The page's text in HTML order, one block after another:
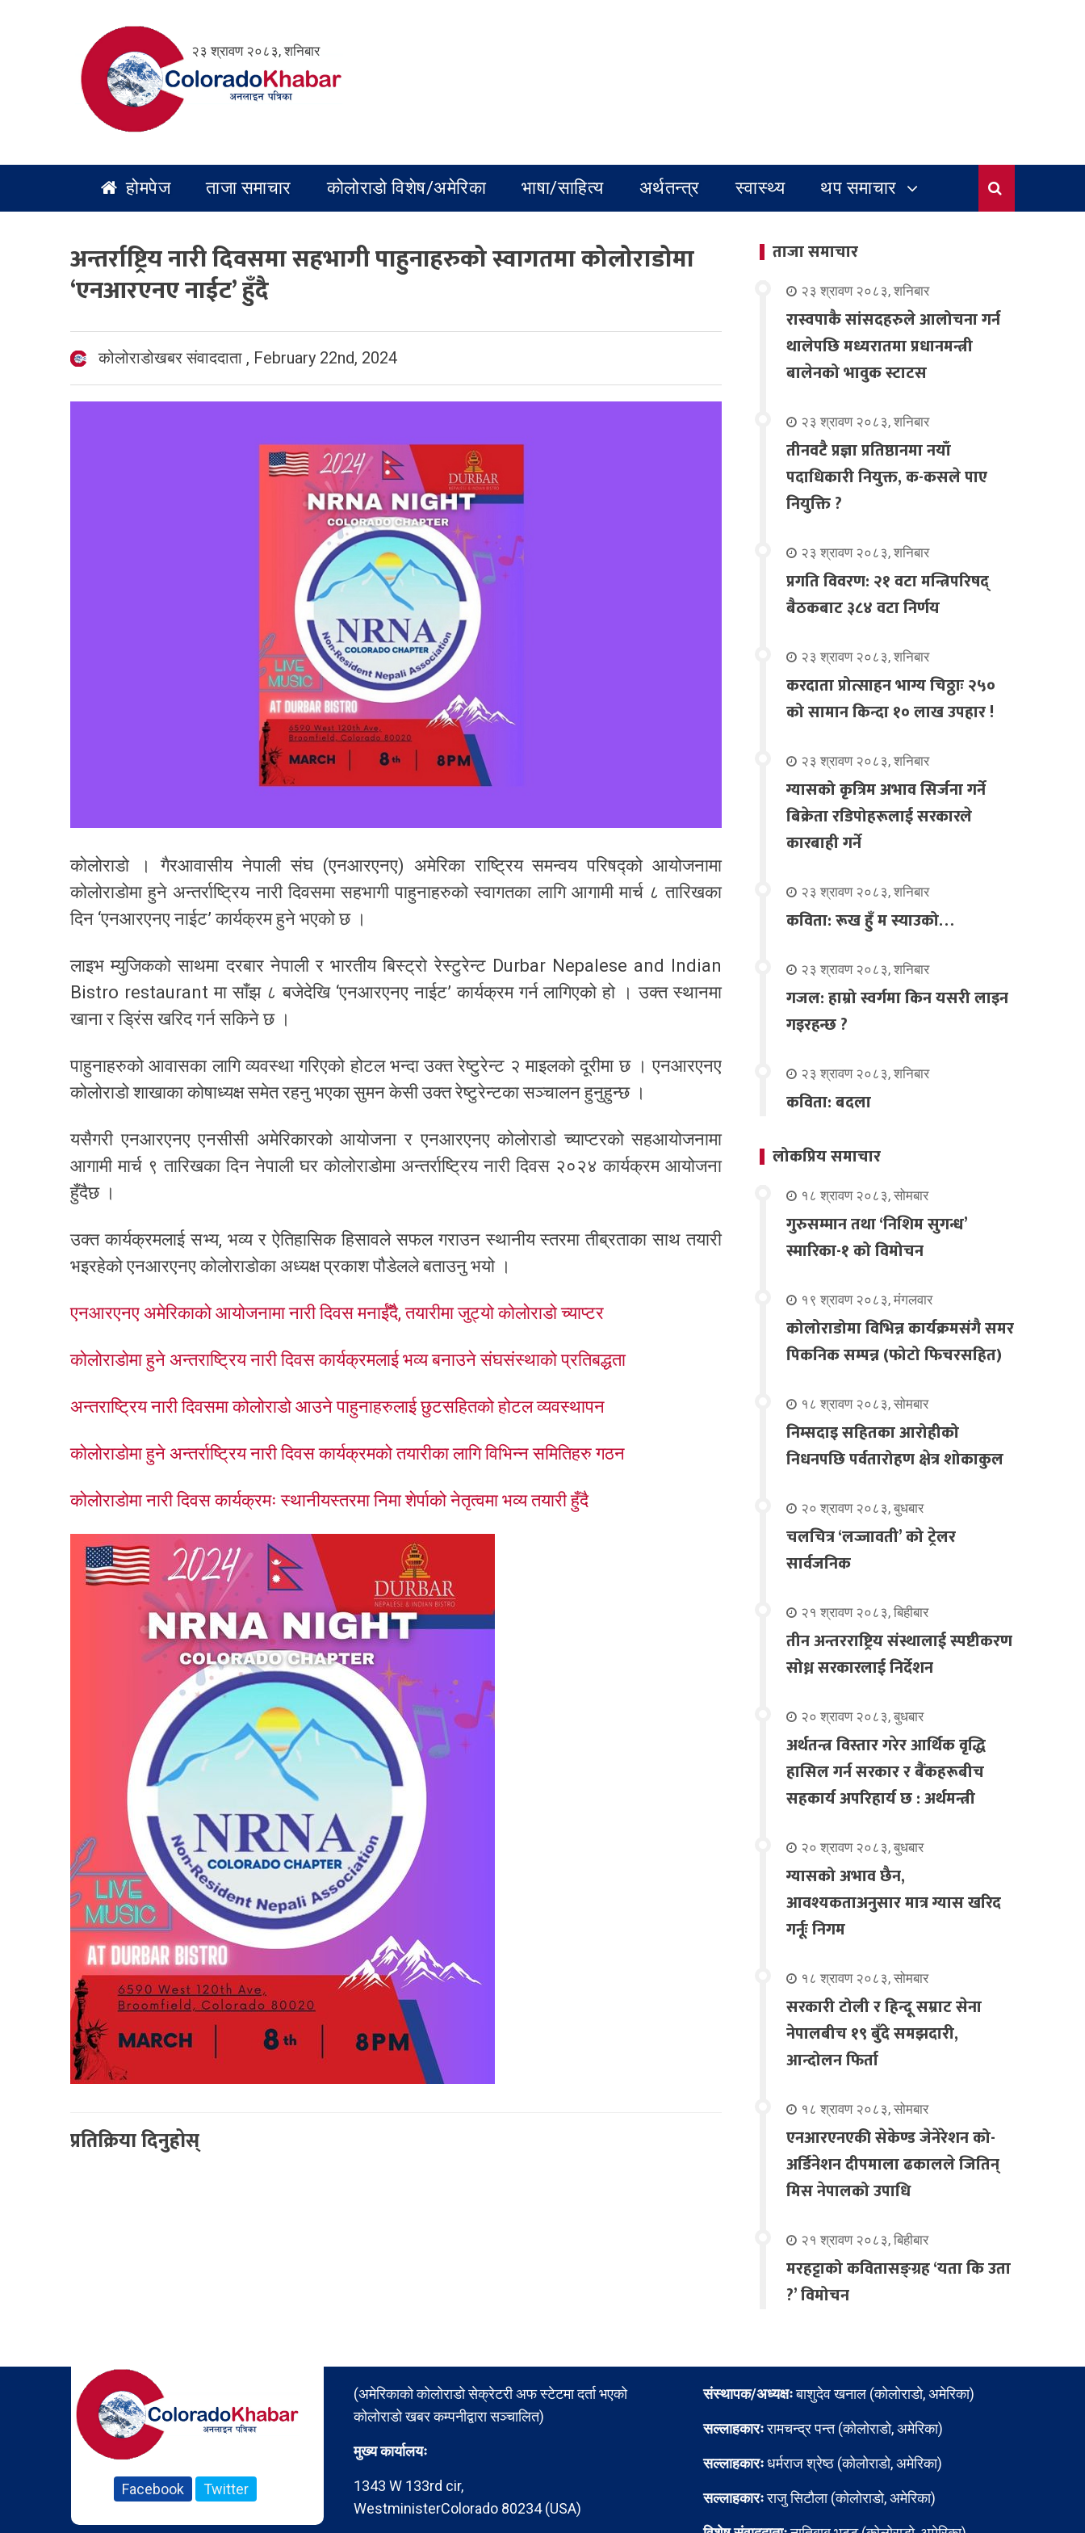
२३ श्रावण २०८३, शनिबार
होमपेज ताजा समाचार कोलोराडो विशेष/अमेरिका भाषा/साहित्य अर्थतन्त्र स्वास्थ्य थप समाचार
अन्तर्राष्ट्रिय नारी दिवसमा सहभागी पाहुनाहरुको स्वागतमा कोलोराडोमा
‘एनआरएनए नाईट’ हुँदै
कोलोराडोखबर संवाददाता , February 22nd, 2024
कोलोराडो । गैरआवासीय नेपाली संघ (एनआरएनए) अमेरिका राष्ट्रिय समन्वय परिषद्को आयोजनामा
कोलोराडोमा हुने अन्तर्राष्ट्रिय नारी दिवसमा सहभागी पाहुनाहरुको स्वागतका लागि आगामी मार्च ८ तारिखका
दिन ‘एनआरएनए नाईट’ कार्यक्रम हुने भएको छ ।
लाइभ म्युजिकको साथमा दरबार नेपाली र भारतीय बिस्ट्रो रेस्टुरेन्ट Durbar Nepalese and Indian
Bistro restaurant मा साँझ ८ बजेदेखि ‘एनआरएनए नाईट’ कार्यक्रम गर्न लागिएको हो । उक्त स्थानमा
खाना र ड्रिंस खरिद गर्न सकिने छ ।
पाहुनाहरुको आवासका लागि व्यवस्था गरिएको होटल भन्दा उक्त रेष्टुरेन्ट २ माइलको दूरीमा छ । एनआरएनए
कोलोराडो शाखाका कोषाध्यक्ष समेत रहनु भएका सुमन केसी उक्त रेष्टुरेन्टका सञ्चालन हुनुहुन्छ ।
यसैगरी एनआरएनए एनसीसी अमेरिकारको आयोजना र एनआरएनए कोलोराडो च्याप्टरको सहआयोजनामा
आगामी मार्च ९ तारिखका दिन नेपाली घर कोलोराडोमा अन्तर्राष्ट्रिय नारी दिवस २०२४ कार्यक्रम आयोजना
हुँदैछ ।
उक्त कार्यक्रमलाई सभ्य, भव्य र ऐतिहासिक हिसावले सफल गराउन स्थानीय स्तरमा तीब्रताका साथ तयारी
भइरहेको एनआरएनए कोलोराडोका अध्यक्ष प्रकाश पौडेलले बताउनु भयो ।
एनआरएनए अमेरिकाको आयोजनामा नारी दिवस मनाईँदै, तयारीमा जुट्यो कोलोराडो च्याप्टर
कोलोराडोमा हुने अन्तराष्ट्रिय नारी दिवस कार्यक्रमलाई भव्य बनाउने संघसंस्थाको प्रतिबद्धता
अन्तराष्ट्रिय नारी दिवसमा कोलोराडो आउने पाहुनाहरुलाई छुटसहितको होटल व्यवस्थापन
कोलोराडोमा हुने अन्तर्राष्ट्रिय नारी दिवस कार्यक्रमको तयारीका लागि विभिन्न समितिहरु गठन
कोलोराडोमा नारी दिवस कार्यक्रमः स्थानीयस्तरमा निमा शेर्पाको नेतृत्वमा भव्य तयारी हुँदै
प्रतिक्रिया दिनुहोस्
ताजा समाचार
२३ श्रावण २०८३, शनिबार
रास्वपाकै सांसदहरुले आलोचना गर्न
थालेपछि मध्यरातमा प्रधानमन्त्री
बालेनको भावुक स्टाटस
२३ श्रावण २०८३, शनिबार
तीनवटै प्रज्ञा प्रतिष्ठानमा नयाँ
पदाधिकारी नियुक्त, क-कसले पाए
नियुक्ति ?
२३ श्रावण २०८३, शनिबार
प्रगति विवरण: २१ वटा मन्त्रिपरिषद्
बैठकबाट ३८४ वटा निर्णय
२३ श्रावण २०८३, शनिबार
करदाता प्रोत्साहन भाग्य चिठ्ठाः २५०
को सामान किन्दा १० लाख उपहार !
२३ श्रावण २०८३, शनिबार
ग्यासको कृत्रिम अभाव सिर्जना गर्ने
बिक्रेता रडिपोहरूलाई सरकारले
कारबाही गर्ने
२३ श्रावण २०८३, शनिबार
कविता: रूख हुँ म स्याउको…
२३ श्रावण २०८३, शनिबार
गजल: हाम्रो स्वर्गमा किन यसरी लाइन
गइरहन्छ ?
२३ श्रावण २०८३, शनिबार
कविता: बदला
लोकप्रिय समाचार
१८ श्रावण २०८३, सोमबार
गुरुसम्मान तथा ‘निशिम सुगन्ध’
स्मारिका-१ को विमोचन
१९ श्रावण २०८३, मंगलवार
कोलोराडोमा विभिन्न कार्यक्रमसंगै समर
पिकनिक सम्पन्न (फोटो फिचरसहित)
१८ श्रावण २०८३, सोमबार
निम्सदाइ सहितका आरोहीको
निधनपछि पर्वतारोहण क्षेत्र शोकाकुल
२० श्रावण २०८३, बुधबार
चलचित्र ‘लज्जावती’ को ट्रेलर
सार्वजनिक
२१ श्रावण २०८३, बिहीबार
तीन अन्तरराष्ट्रिय संस्थालाई स्पष्टीकरण
सोध्न सरकारलाई निर्देशन
२० श्रावण २०८३, बुधबार
अर्थतन्त्र विस्तार गरेर आर्थिक वृद्धि
हासिल गर्न सरकार र बैंकहरूबीच
सहकार्य अपरिहार्य छ : अर्थमन्त्री
२० श्रावण २०८३, बुधबार
ग्यासको अभाव छैन,
आवश्यकताअनुसार मात्र ग्यास खरिद
गर्नूः निगम
१८ श्रावण २०८३, सोमबार
सरकारी टोली र हिन्दू सम्राट सेना
नेपालबीच १९ बुँदे समझदारी,
आन्दोलन फिर्ता
१८ श्रावण २०८३, सोमबार
एनआरएनएकी सेकेण्ड जेनेरेशन को-
अर्डिनेशन दीपमाला ढकालले जितिन्
मिस नेपालको उपाधि
२१ श्रावण २०८३, बिहीबार
मरहट्टाको कवितासङ्ग्रह ‘यता कि उता
?’ विमोचन
Facebook Twitter
(अमेरिकाको कोलोराडो सेक्रेटरी अफ स्टेटमा दर्ता भएको
कोलोराडो खबर कम्पनीद्वारा सञ्चालित)
मुख्य कार्यालयः
1343 W 133rd cir,
WestministerColorado 80234 (USA)
संस्थापक/अध्यक्षःबाशुदेव खनाल (कोलोराडो, अमेरिका)
सल्लाहकारःरामचन्द्र पन्त (कोलोराडो, अमेरिका)
सल्लाहकारःधर्मराज श्रेष्ठ (कोलोराडो, अमेरिका)
सल्लाहकारःराजु सिटौला (कोलोराडो, अमेरिका)